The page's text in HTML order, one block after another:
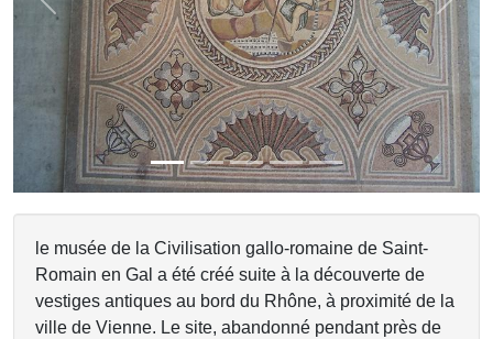
Previous Next
le musée de la Civilisation gallo-romaine de Saint-
Romain en Gal a été créé suite à la découverte de
vestiges antiques au bord du Rhône, à proximité de la
ville de Vienne. Le site, abandonné pendant près de